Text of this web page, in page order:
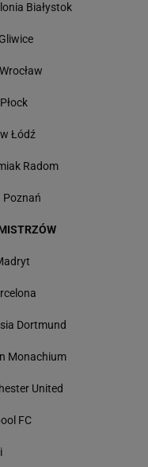
Białystok
Łódź
Radom
Poznań
Dortmund
Monachium
United
FC